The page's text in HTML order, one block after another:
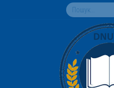
Search: